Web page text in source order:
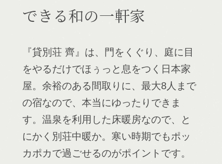
できる和の一軒家
『貸別荘 齊』は、門をくぐり、庭に目
をやるだけでほぅっと息をつく日本家
屋。余裕のある間取りに、最大8人まで
の宿なので、本当にゆったりできま
す。温泉を利用した床暖房なので、と
にかく別荘中暖か。寒い時期でもポッ
カポカで過ごせるのがポイントです。